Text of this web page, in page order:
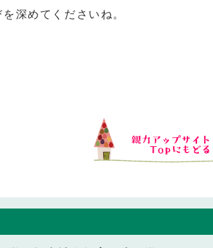
深めてくださいね。